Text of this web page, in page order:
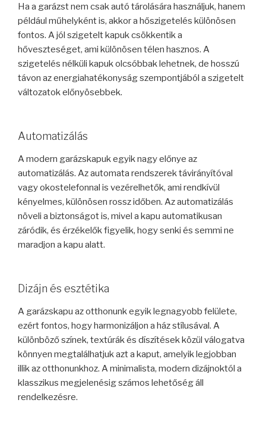
Ha a garázst nem csak autó tárolására használjuk, hanem
például műhelyként is, akkor a hőszigetelés különösen
fontos. A jól szigetelt kapuk csökkentik a
hőveszteséget, ami különösen télen hasznos. A
szigetelés nélküli kapuk olcsóbbak lehetnek, de hosszú
távon az energiahatékonyság szempontjából a szigetelt
változatok előnyösebbek.
Automatizálás
A modern garázskapuk egyik nagy előnye az
automatizálás. Az automata rendszerek távirányítóval
vagy okostelefonnal is vezérelhetők, ami rendkívül
kényelmes, különösen rossz időben. Az automatizálás
növeli a biztonságot is, mivel a kapu automatikusan
záródik, és érzékelők figyelik, hogy senki és semmi ne
maradjon a kapu alatt.
Dizájn és esztétika
A garázskapu az otthonunk egyik legnagyobb felülete,
ezért fontos, hogy harmonizáljon a ház stílusával. A
különböző színek, textúrák és díszítések közül válogatva
könnyen megtalálhatjuk azt a kaput, amelyik legjobban
illik az otthonunkhoz. A minimalista, modern dizájnoktól a
klasszikus megjelenésig számos lehetőség áll
rendelkezésre.